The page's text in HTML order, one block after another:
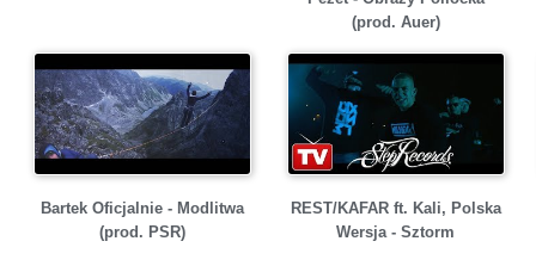
(prod. Auer)
Bartek Oficjalnie - Modlitwa
(prod. PSR)
REST/KAFAR ft. Kali, Polska
Wersja - Sztorm